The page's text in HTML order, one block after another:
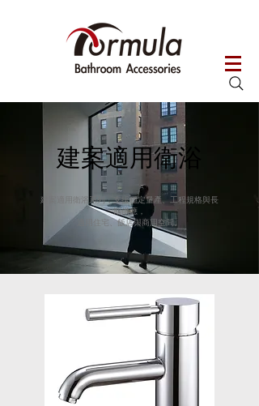
建案適用衛浴
建案適用衛浴系列，支援穩定量產、工程規格與長
期供應，
適用住宅、飯店與商用空間。